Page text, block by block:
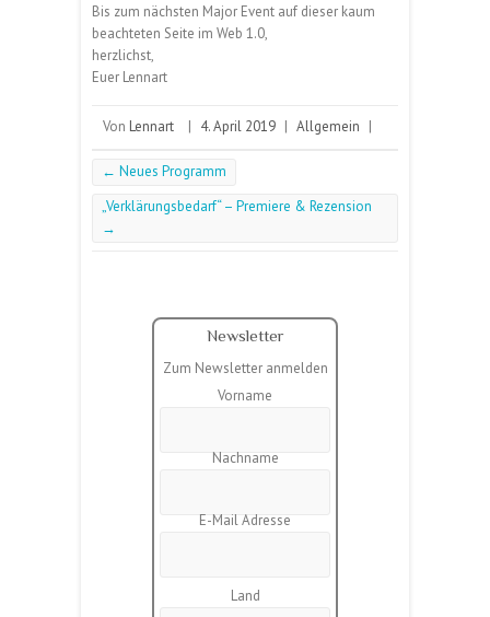
Bis zum nächsten Major Event auf dieser kaum
beachteten Seite im Web 1.0,
herzlichst,
Euer Lennart
Von Lennart | 4. April 2019 | Allgemein |
← Neues Programm
„Verklärungsbedarf“ – Premiere & Rezension
→
Newsletter
Zum Newsletter anmelden
Vorname
Nachname
E-Mail Adresse
Land